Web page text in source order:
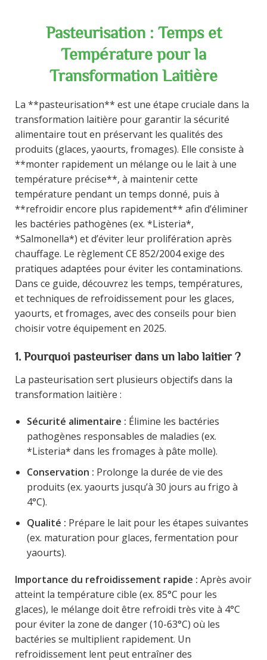
Pasteurisation : Temps et
Température pour la
Transformation Laitière
La **pasteurisation** est une étape cruciale dans la
transformation laitière pour garantir la sécurité
alimentaire tout en préservant les qualités des
produits (glaces, yaourts, fromages). Elle consiste à
**monter rapidement un mélange ou le lait à une
température précise**, à maintenir cette
température pendant un temps donné, puis à
**refroidir encore plus rapidement** afin d’éliminer
les bactéries pathogènes (ex. *Listeria*,
*Salmonella*) et d’éviter leur prolifération après
chauffage. Le règlement CE 852/2004 exige des
pratiques adaptées pour éviter les contaminations.
Dans ce guide, découvrez les temps, températures,
et techniques de refroidissement pour les glaces,
yaourts, et fromages, avec des conseils pour bien
choisir votre équipement en 2025.
1. Pourquoi pasteuriser dans un labo laitier ?
La pasteurisation sert plusieurs objectifs dans la
transformation laitière :
Sécurité alimentaire : Élimine les bactéries
pathogènes responsables de maladies (ex.
*Listeria* dans les fromages à pâte molle).
Conservation : Prolonge la durée de vie des
produits (ex. yaourts jusqu’à 30 jours au frigo à
4°C).
Qualité : Prépare le lait pour les étapes suivantes
(ex. maturation pour glaces, fermentation pour
yaourts).
Importance du refroidissement rapide : Après avoir
atteint la température cible (ex. 85°C pour les
glaces), le mélange doit être refroidi très vite à 4°C
pour éviter la zone de danger (10-63°C) où les
bactéries se multiplient rapidement. Un
refroidissement lent peut entraîner des